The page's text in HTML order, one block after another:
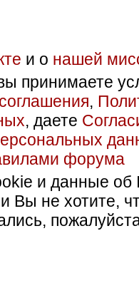
и о нашей
принимаете
,
, даете
форума
и данные об
Вы не хотите,